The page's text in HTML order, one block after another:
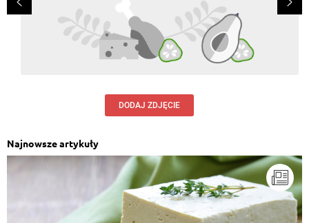
DODAJ ZDJĘCIE
Najnowsze artykuły